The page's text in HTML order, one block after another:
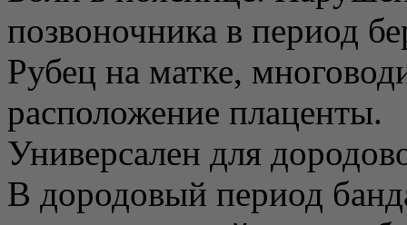
позвоночника в период
Рубец на матке,
расположение плаценты.
Универсален для
В дородовый период